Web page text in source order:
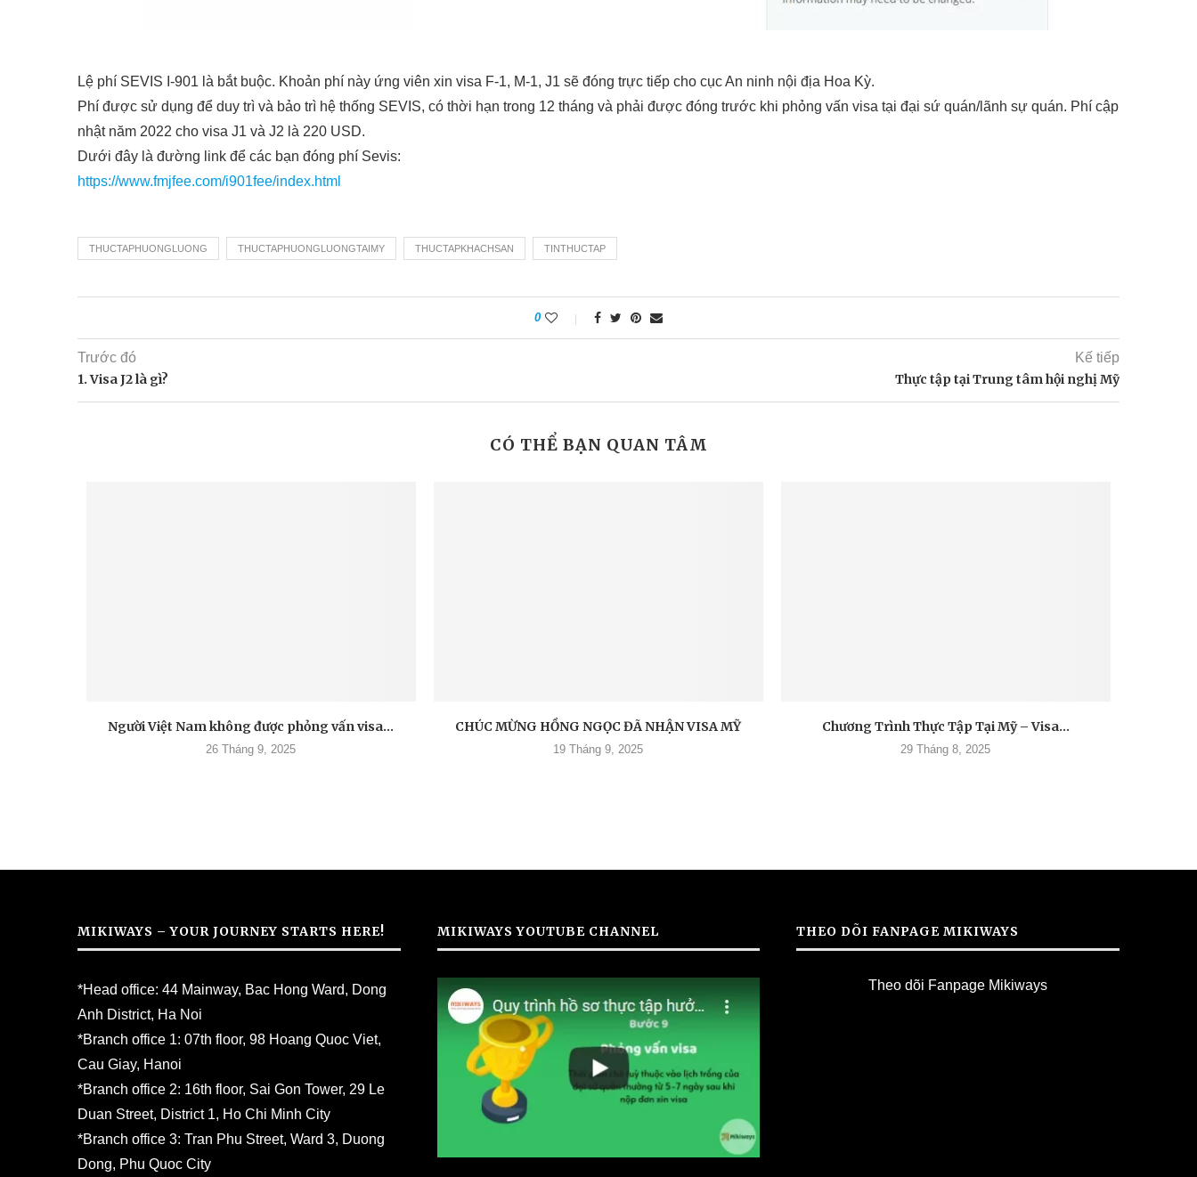
Lệ phí SEVIS I-901 là bắt buộc. Khoản phí này ứng viên xin visa F-1, M-1, J1 sẽ đóng trực tiếp cho cục An ninh nội địa Hoa Kỳ.
Phí được sử dụng để duy trì và bảo trì hệ thống SEVIS, có thời hạn trong 12 tháng và phải được đóng trước khi phỏng vấn visa tại đại sứ quán/lãnh sự quán. Phí cập
nhật năm 2022 cho visa J1 và J2 là 220 USD.
Dưới đây là đường link để các bạn đóng phí Sevis:
https://www.fmjfee.com/i901fee/index.html
THUCTAPHUONGLUONG THUCTAPHUONGLUONGTAIMY THUCTAPKHACHSAN TINTHUCTAP
0
Trước đó
1. Visa J2 là gì?
Kế tiếp
Thực tập tại Trung tâm hội nghị Mỹ
CÓ THỂ BẠN QUAN TÂM
Người Việt Nam không được phỏng vấn visa...
26 Tháng 9, 2025
CHÚC MỪNG HỒNG NGỌC ĐÃ NHẬN VISA MỸ
19 Tháng 9, 2025
Chương Trình Thực Tập Tại Mỹ – Visa...
29 Tháng 8, 2025
MIKIWAYS – YOUR JOURNEY STARTS HERE!
*Head office: 44 Mainway, Bac Hong Ward, Dong
Anh District, Ha Noi
*Branch office 1: 07th floor, 98 Hoang Quoc Viet,
Cau Giay, Hanoi
*Branch office 2: 16th floor, Sai Gon Tower, 29 Le
Duan Street, District 1, Ho Chi Minh City
*Branch office 3: Tran Phu Street, Ward 3, Duong
Dong, Phu Quoc City
MIKIWAYS YOUTUBE CHANNEL THEO DÕI FANPAGE MIKIWAYS
Theo dõi Fanpage Mikiways